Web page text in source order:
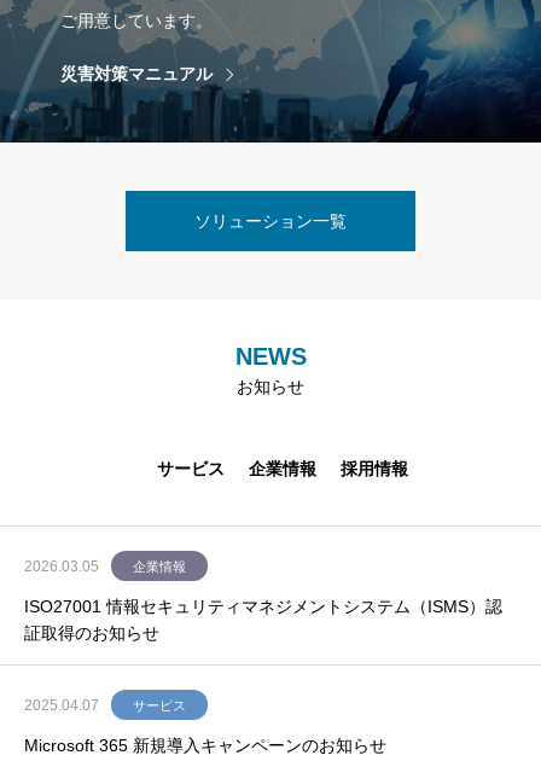
ご用意しています。
災害対策マニュアル
ソリューション一覧
NEWS
お知らせ
サービス 企業情報 採用情報
2026.03.05 企業情報
ISO27001 情報セキュリティマネジメントシステム（ISMS）認
証取得のお知らせ
2025.04.07 サービス
Microsoft 365 新規導入キャンペーンのお知らせ